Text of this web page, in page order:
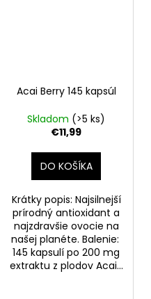
Acai Berry 145 kapsúl
Skladom (>5 ks)
€11,99
DO KOŠÍKA
Krátky popis: Najsilnejší
prírodný antioxidant a
najzdravšie ovocie na
našej planéte. Balenie:
145 kapsulí po 200 mg
extraktu z plodov Acai...